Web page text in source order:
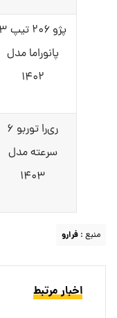
پژو ۲۰۶ تیپ ۳
پانوراما مدل
۱۴۰۲
ری‌را توربو ۶
سرعته مدل
۱۴۰۳
منبع : فرارو
اخبار مرتبط